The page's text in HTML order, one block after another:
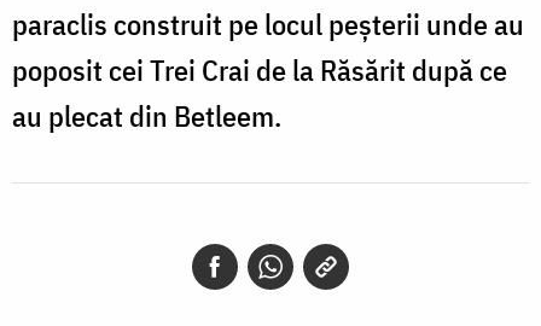
paraclis construit pe locul peșterii unde au
poposit cei Trei Crai de la Răsărit după ce
au plecat din Betleem.